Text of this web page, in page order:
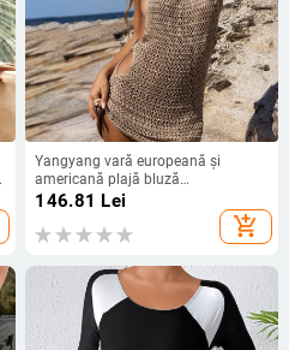
Yangyang vară europeană și
americană plajă bluză
transfrontalieră Amazon femei
costume de baie bluză protecție
146.81 Lei
add_shopping_cart